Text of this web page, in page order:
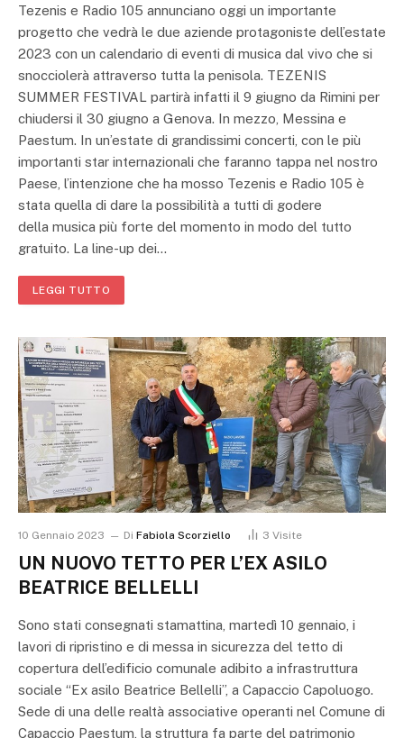
Tezenis e Radio 105 annunciano oggi un importante
progetto che vedrà le due aziende protagoniste dell’estate
2023 con un calendario di eventi di musica dal vivo che si
snocciolerà attraverso tutta la penisola. TEZENIS
SUMMER FESTIVAL partirà infatti il 9 giugno da Rimini per
chiudersi il 30 giugno a Genova. In mezzo, Messina e
Paestum. In un’estate di grandissimi concerti, con le più
importanti star internazionali che faranno tappa nel nostro
Paese, l’intenzione che ha mosso Tezenis e Radio 105 è
stata quella di dare la possibilità a tutti di godere
della musica più forte del momento in modo del tutto
gratuito. La line-up dei…
LEGGI TUTTO
10 Gennaio 2023 Di Fabiola Scorziello 3 Visite
UN NUOVO TETTO PER L’EX ASILO
BEATRICE BELLELLI
Sono stati consegnati stamattina, martedì 10 gennaio, i
lavori di ripristino e di messa in sicurezza del tetto di
copertura dell’edificio comunale adibito a infrastruttura
sociale “Ex asilo Beatrice Bellelli”, a Capaccio Capoluogo.
Sede di una delle realtà associative operanti nel Comune di
Capaccio Paestum, la struttura fa parte del patrimonio